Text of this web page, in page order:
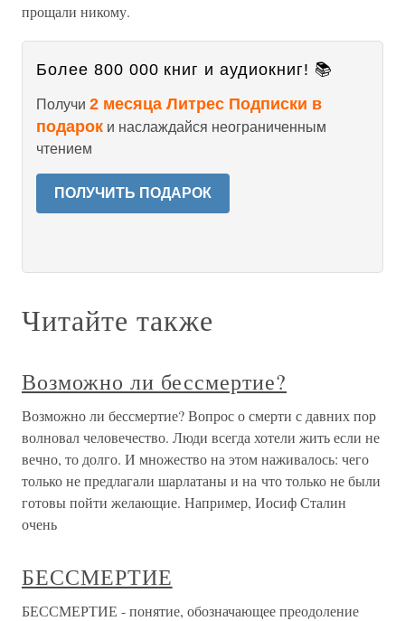
прощали никому.
Более 800 000 книг и аудиокниг! 📚
Получи 2 месяца Литрес Подписки в
подарок и наслаждайся неограниченным
чтением
ПОЛУЧИТЬ ПОДАРОК
Читайте также
Возможно ли бессмертие?
Возможно ли бессмертие? Вопрос о смерти с давних пор
волновал человечество. Люди всегда хотели жить если не
вечно, то долго. И множество на этом наживалось: чего
только не предлагали шарлатаны и на что только не были
готовы пойти желающие. Например, Иосиф Сталин
очень
БЕССМЕРТИЕ
БЕССМЕРТИЕ - понятие, обозначающее преодоление